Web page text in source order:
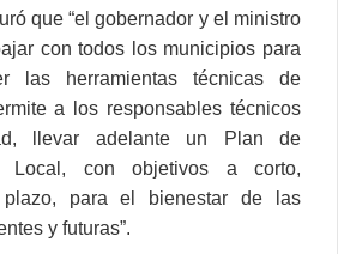
que “el gobernador y el ministro
con todos los municipios para
las herramientas técnicas de
a los responsables técnicos
llevar adelante un Plan de
Local, con objetivos a corto,
para el bienestar de las
y futuras”.